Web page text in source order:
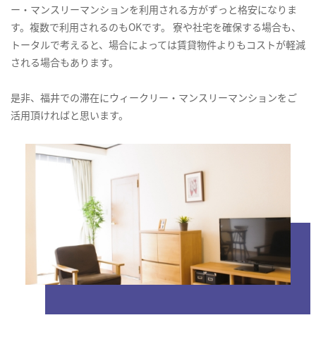
ー・マンスリーマンションを利用される方がずっと格安になりま
す。複数で利用されるのもOKです。 寮や社宅を確保する場合も、
トータルで考えると、場合によっては賃貸物件よりもコストが軽減
される場合もあります。
是非、福井での滞在にウィークリー・マンスリーマンションをご
活用頂ければと思います。